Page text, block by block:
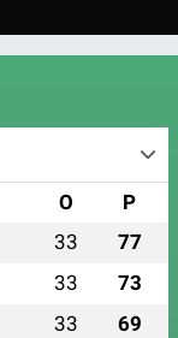
O P
33 77
33 73
33 69